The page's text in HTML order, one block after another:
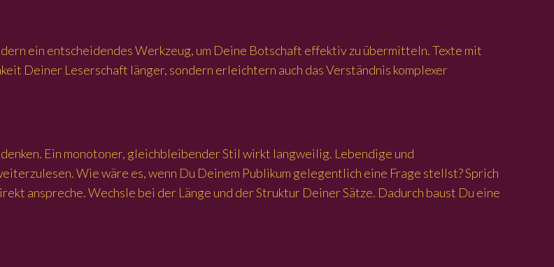
ein entscheidendes Werkzeug, um Deine Botschaft effektiv zu übermitteln. Texte mit
Deiner Leserschaft länger, sondern erleichtern auch das Verständnis komplexer
Ein monotoner, gleichbleibender Stil wirkt langweilig. Lebendige und
Wie wäre es, wenn Du Deinem Publikum gelegentlich eine Frage stellst? Sprich
anspreche. Wechsle bei der Länge und der Struktur Deiner Sätze. Dadurch baust Du eine